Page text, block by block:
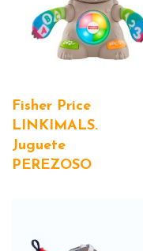
Fisher Price
LINKIMALS.
Juguete
PEREZOSO